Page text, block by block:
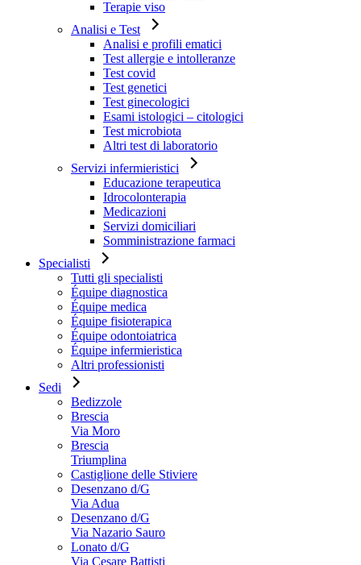
Terapie viso
Analisi e Test
Analisi e profili ematici
Test allergie e intolleranze
Test covid
Test genetici
Test ginecologici
Esami istologici – citologici
Test microbiota
Altri test di laboratorio
Servizi infermieristici
Educazione terapeutica
Idrocolonterapia
Medicazioni
Servizi domiciliari
Somministrazione farmaci
Specialisti
Tutti gli specialisti
Équipe diagnostica
Équipe medica
Équipe fisioterapica
Équipe odontoiatrica
Équipe infermieristica
Altri professionisti
Sedi
Bedizzole
Brescia
Via Moro
Brescia
Triumplina
Castiglione delle Stiviere
Desenzano d/G
Via Adua
Desenzano d/G
Via Nazario Sauro
Lonato d/G
Via Cesare Battisti